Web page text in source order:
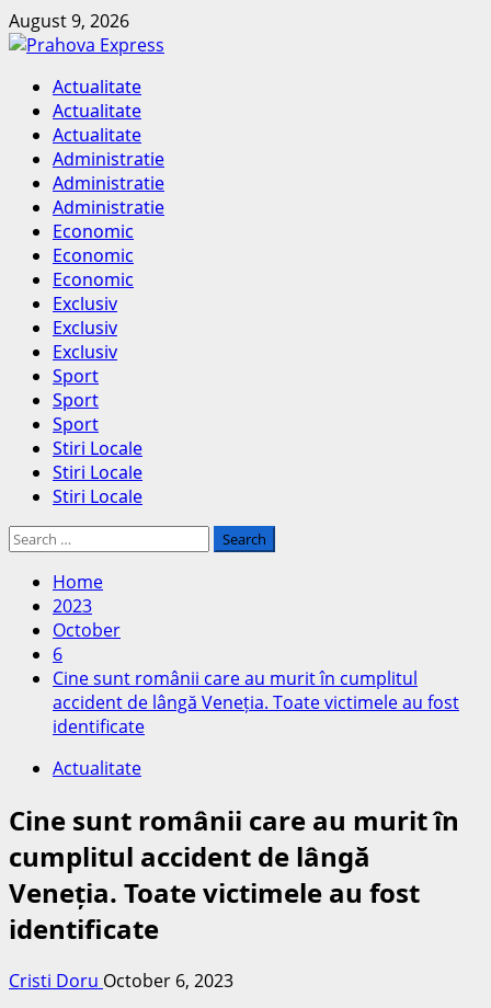
Skip
to
August 9, 2026
Primary
Menu
Actualitate
Actualitate
Actualitate
Administratie
Administratie
Administratie
Economic
Economic
Economic
Exclusiv
Exclusiv
Exclusiv
Sport
Sport
Sport
Stiri Locale
Stiri Locale
Stiri Locale
Search
Home
2023
October
6
Cine sunt românii care au murit în cumplitul
accident de lângă Veneția. Toate victimele au fost
identificate
Actualitate
Cine sunt românii care au murit în
cumplitul accident de lângă
Veneția. Toate victimele au fost
identificate
Cristi Doru October 6, 2023